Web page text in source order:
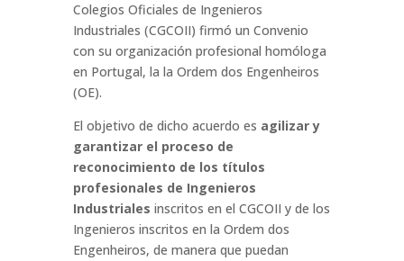
Colegios Oficiales de Ingenieros
Industriales (CGCOII) firmó un Convenio
con su organización profesional homóloga
en Portugal, la la Ordem dos Engenheiros
(OE).
El objetivo de dicho acuerdo es agilizar y
garantizar el proceso de
reconocimiento de los títulos
profesionales de Ingenieros
Industriales inscritos en el CGCOII y de los
Ingenieros inscritos en la Ordem dos
Engenheiros, de manera que puedan